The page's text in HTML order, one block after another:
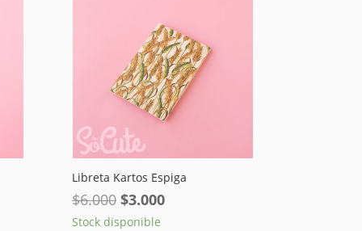
Libreta Kartos Espiga
$6.000 El
precio
$3.000El
Stock disponible